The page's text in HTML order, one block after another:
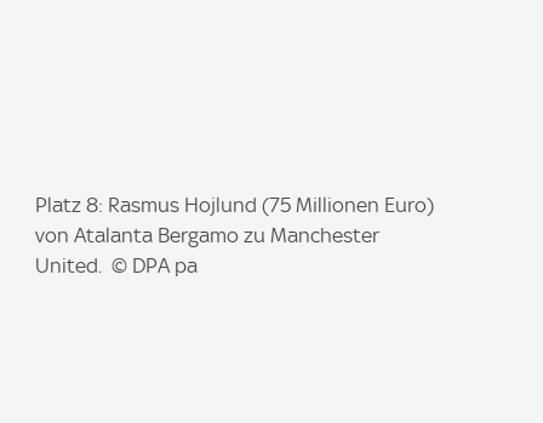
m
Platz 8: Rasmus Hojlund (75 Millionen Euro)
von Atalanta Bergamo zu Manchester
United. © DPA pa